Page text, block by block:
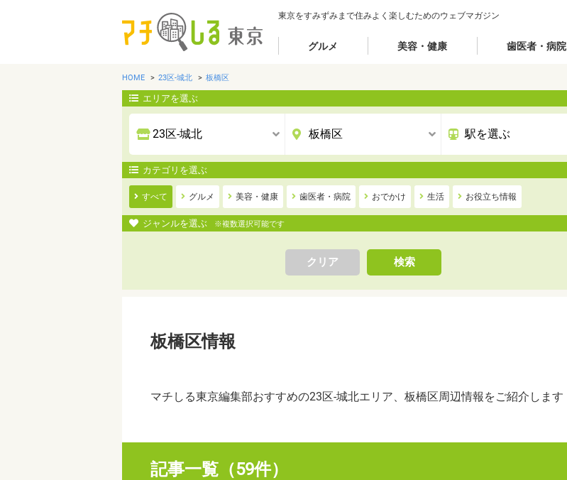
東京をすみずみまで住みよく楽しむためのウェブマガジン
グルメ 美容・健康 歯医者・病院
HOME 23区-城北 板橋区
エリアを選ぶ
カテゴリを選ぶ
すべて グルメ 美容・健康 歯医者・病院 おでかけ 生活 お役立ち情報
ジャンルを選ぶ ※複数選択可能です
クリア 検索
板橋区情報
マチしる東京編集部おすすめの23区-城北エリア、板橋区周辺情報をご紹介します
記事一覧（59件）